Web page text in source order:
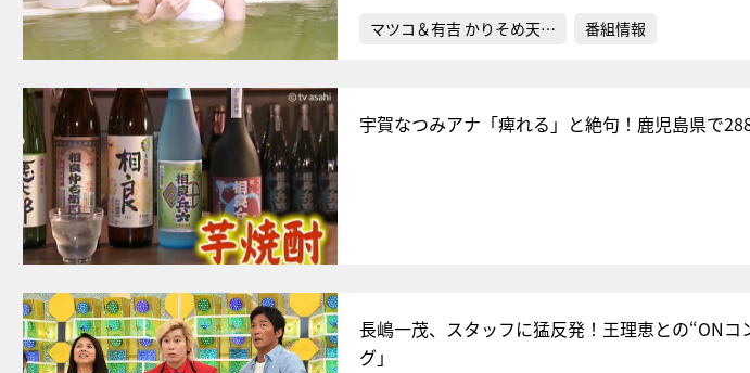
マツコ＆有吉 かりそめ天… 番組情報
宇賀なつみアナ「痺れる」と絶句！鹿児島県で
長嶋一茂、スタッフに猛反発！王理恵との“ON
グ」